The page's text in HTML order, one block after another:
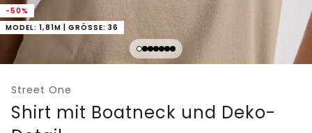
-50%
MODEL: 1,81M | GRÖSSE: 36
Street One
Shirt mit Boatneck und Deko-